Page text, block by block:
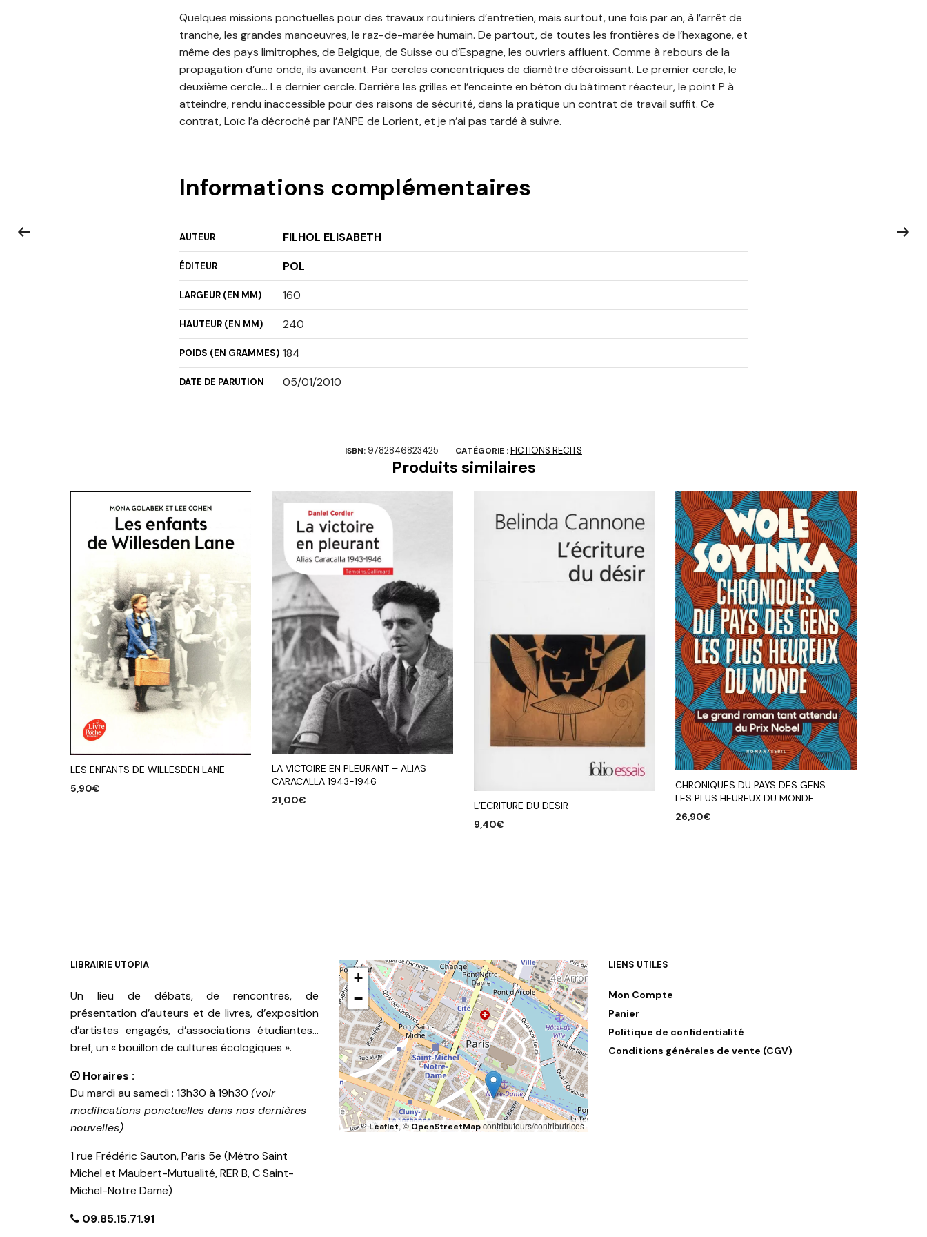
Quelques missions ponctuelles pour des travaux routiniers d’entretien, mais surtout, une fois par an, à l’arrêt de
tranche, les grandes manoeuvres, le raz-de-marée humain. De partout, de toutes les frontières de l’hexagone, et
même des pays limitrophes, de Belgique, de Suisse ou d’Espagne, les ouvriers affluent. Comme à rebours de la
propagation d’une onde, ils avancent. Par cercles concentriques de diamètre décroissant. Le premier cercle, le
deuxième cercle… Le dernier cercle. Derrière les grilles et l’enceinte en béton du bâtiment réacteur, le point P à
atteindre, rendu inaccessible pour des raisons de sécurité, dans la pratique un contrat de travail suffit. Ce
contrat, Loïc l’a décroché par l’ANPE de Lorient, et je n’ai pas tardé à suivre.
Informations complémentaires
AUTEUR FILHOL ELISABETH
ÉDITEUR POL
LARGEUR (EN MM) 160
HAUTEUR (EN MM) 240
POIDS (EN GRAMMES) 184
DATE DE PARUTION 05/01/2010
ISBN: 9782846823425 CATÉGORIE :FICTIONS RECITS
Produits similaires
LES ENFANTS DE WILLESDEN LANE
5,90€
LA VICTOIRE EN PLEURANT – ALIAS
CARACALLA 1943-1946
21,00€
L’ECRITURE DU DESIR
9,40€
CHRONIQUES DU PAYS DES GENS
LES PLUS HEUREUX DU MONDE
26,90€
LIBRAIRIE UTOPIA
Un lieu de débats, de rencontres, de
présentation d’auteurs et de livres, d’exposition
d’artistes engagés, d’associations étudiantes…
bref, un « bouillon de cultures écologiques ».
Horaires :
Du mardi au samedi : 13h30 à 19h30 (voir
modifications ponctuelles dans nos dernières
nouvelles)
1 rue Frédéric Sauton, Paris 5e (Métro Saint
Michel et Maubert-Mutualité, RER B, C Saint-
Michel-Notre Dame)
09.85.15.71.91
+
−
Leaflet, ©OpenStreetMapcontributeurs/contributrices
LIENS UTILES
Mon Compte
Panier
Politique de confidentialité
Conditions générales de vente (CGV)